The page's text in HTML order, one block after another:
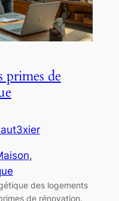
primes de
des logements
de rénovation.